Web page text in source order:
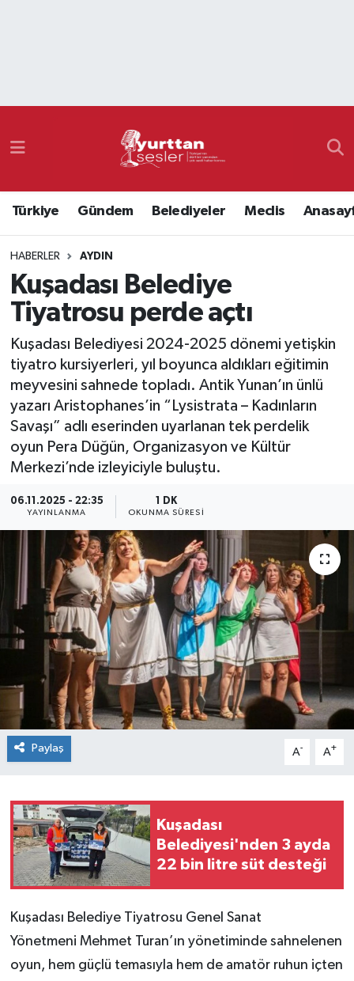
Türkiye Gündem Belediyeler Meclis
HABERLER AYDIN
Kuşadası Belediye
Tiyatrosu perde açtı
Kuşadası Belediyesi 2024-2025 dönemi yetişkin
tiyatro kursiyerleri, yıl boyunca aldıkları eğitimin
meyvesini sahnede topladı. Antik Yunan’ın ünlü
yazarı Aristophanes’in “Lysistrata – Kadınların
Savaşı” adlı eserinden uyarlanan tek perdelik
oyun Pera Düğün, Organizasyon ve Kültür
Merkezi’nde izleyiciyle buluştu.
06.11.2025 - 22:35
YAYINLANMA
1 DK
OKUNMA SÜRESI
Paylaş A- A+
Kuşadası
Belediyesi'nden 3 ayda
22 bin litre süt desteği
Kuşadası Belediye Tiyatrosu Genel Sanat
Yönetmeni Mehmet Turan’ın yönetiminde sahnelenen
oyun, hem güçlü temasıyla hem de amatör ruhun içten
Namaz Vakitleri
Süper Lig Puan Durumu ve Fikstür
Tüm Manşetler
Son Dakika Haberleri
Haber Arşivi